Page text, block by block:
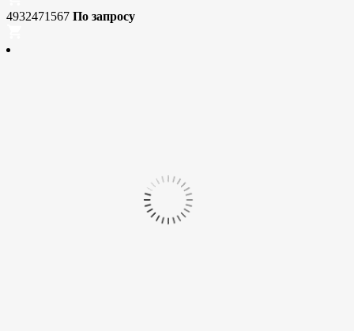
4932471567 По запросу